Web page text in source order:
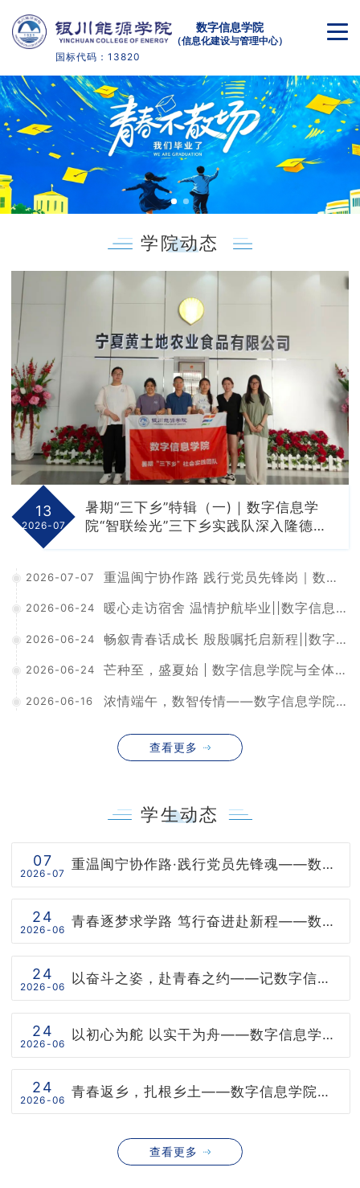
数字信息学院
（信息化建设与管理中心）
国标代码：13820
学院概况
师资队伍
人才培养
招生就业
学院官网
学院动态
13
2026-07
暑期“三下乡”特辑（一)｜数字信息学
院“智联绘光”三下乡实践队深入隆德六
2026-07-07 重温闽宁协作路 践行党员先锋岗｜数字信息学院党总支赴闽宁镇开展主题党日活动观演感悟
2026-06-24 暖心走访宿舍 温情护航毕业||数字信息学院领导深入毕业班宿舍慰问学子
2026-06-24 畅叙青春话成长 殷殷嘱托启新程||数字信息学院毕业生座谈会顺利召开
2026-06-24 芒种至，盛夏始 | 数字信息学院与全体师生共赴盛夏
2026-06-16 浓情端午，数智传情——数字信息学院开展“端午送温情，数智暖校园”端午主题活动
查看更多
学生动态
07
2026-07
重温闽宁协作路·践行党员先锋魂——数字信息学院党总支赴闽宁镇开展主题党日活动
24
2026-06
青春逐梦求学路 笃行奋进赴新程——数字信息学院优秀毕业生程莹莹
24
2026-06
以奋斗之姿，赴青春之约——记数字信息学院优秀毕业生张敏的毕业告别
24
2026-06
以初心为舵 以实干为舟——数字信息学院优秀校友郭付强
24
2026-06
青春返乡，扎根乡土——数字信息学院优秀校友王静静
查看更多